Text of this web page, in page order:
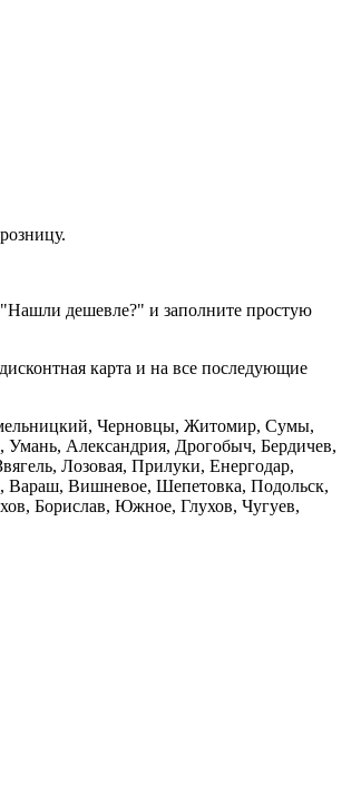
дешевле?" и заполните простую
карта и на все последующие
Черновцы, Житомир, Сумы,
Александрия, Дрогобыч, Бердичев,
Лозовая, Прилуки, Енергодар,
Вишневое, Шепетовка, Подольск,
Борислав, Южное, Глухов, Чугуев,